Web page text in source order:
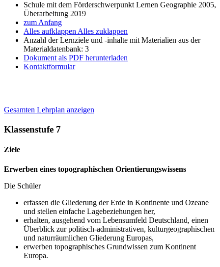
Schule mit dem Förderschwerpunkt Lernen Geographie 2005,
Überarbeitung 2019
zum Anfang
Alles aufklappen Alles zuklappen
Anzahl der Lernziele und -inhalte mit Materialien aus der
Materialdatenbank: 3
Dokument als PDF herunterladen
Kontaktformular
Gesamten Lehrplan anzeigen
Klassenstufe 7
Ziele
Erwerben eines topographischen Orientierungswissens
Die Schüler
erfassen die Gliederung der Erde in Kontinente und Ozeane
und stellen einfache Lagebeziehungen her,
erhalten, ausgehend vom Lebensumfeld Deutschland, einen
Überblick zur politisch-administrativen, kulturgeographischen
und naturräumlichen Gliederung Europas,
erwerben topographisches Grundwissen zum Kontinent
Europa.